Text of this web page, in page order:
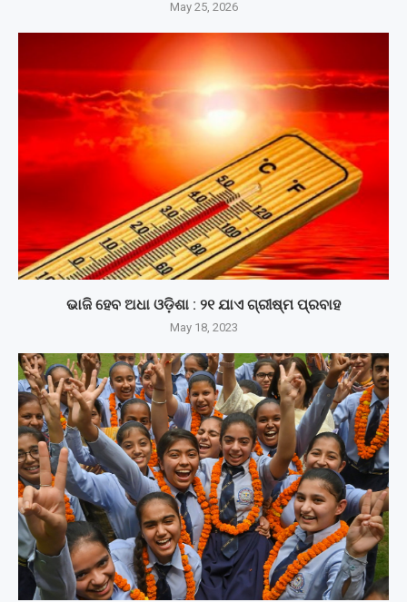
May 25, 2026
ଭାଜି ହେବ ଅଧା ଓଡ଼ିଶା : ୨୧ ଯାଏ ଗ୍ରୀଷ୍ମ ପ୍ରବାହ
May 18, 2023